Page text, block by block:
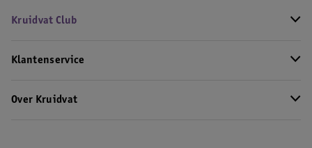
Kruidvat Club
Klantenservice
Over Kruidvat